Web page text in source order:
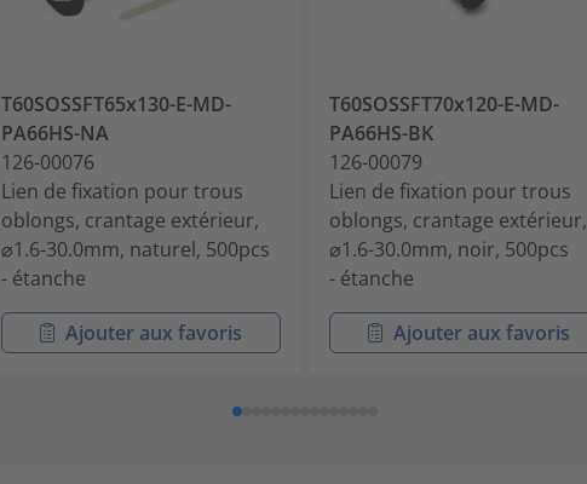
T60SOSSFT65x130-E-MD-
PA66HS-NA
126-00076
Lien de fixation pour trous
oblongs, crantage extérieur,
⌀1.6-30.0mm, naturel, 500pcs
- étanche
Ajouter aux favoris
T60SOSSFT70x120-E-MD-
PA66HS-BK
126-00079
Lien de fixation pour trous
oblongs, crantage extérieur,
⌀1.6-30.0mm, noir, 500pcs
- étanche
Ajouter aux favoris